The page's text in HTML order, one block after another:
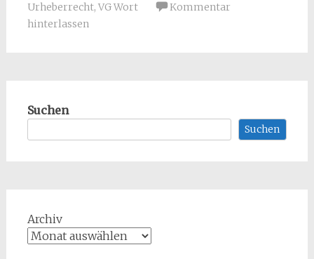
Urheberrecht, VG Wort
Kommentar
hinterlassen
Suchen
Suchen
Archiv